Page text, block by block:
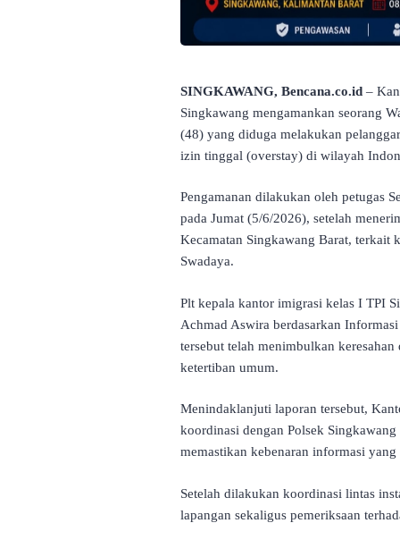
SINGKAWANG, Bencana.co.id –
Singkawang mengamankan seorang
(48) yang diduga melakukan
izin tinggal (overstay) di wilayah
Pengamanan dilakukan oleh petugas
pada Jumat (5/6/2026), setelah
Kecamatan Singkawang Barat, terkait
Swadaya.
Plt kepala kantor imigrasi kelas I TPI
Achmad Aswira berdasarkan
tersebut telah menimbulkan
ketertiban umum.
Menindaklanjuti laporan tersebut,
koordinasi dengan Polsek
memastikan kebenaran informasi
Setelah dilakukan koordinasi lintas
lapangan sekaligus pemeriksaan